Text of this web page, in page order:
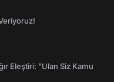
Eleştiri: "Ulan Siz Kamu